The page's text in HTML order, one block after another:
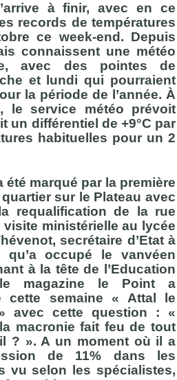
à finir, avec en ce
records de températures
ce week-end. Depuis
connaissent une météo
avec des pointes de
et lundi qui pourraient
la période de l’année. À
le service météo prévoit
un différentiel de +9°C par
habituelles pour un 2
été marqué par la première
sur le Plateau avec
requalification de la rue
ministérielle au lycée
secrétaire d’Etat à
occupé le vanvéen
à la tête de l’Education
magazine le Point a
cette semaine « Attal le
avec cette question : «
macronie fait feu de tout
? ». A un moment où il a
de 11% dans les
vu selon les spécialistes,